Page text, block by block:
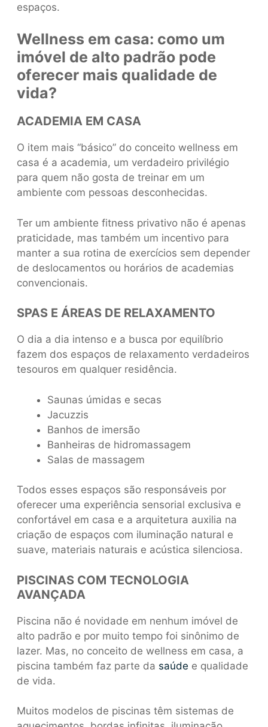
espaços.
Wellness em casa: como um
imóvel de alto padrão pode
oferecer mais qualidade de
vida?
ACADEMIA EM CASA
O item mais “básico” do conceito wellness em
casa é a academia, um verdadeiro privilégio
para quem não gosta de treinar em um
ambiente com pessoas desconhecidas.
Ter um ambiente fitness privativo não é apenas
praticidade, mas também um incentivo para
manter a sua rotina de exercícios sem depender
de deslocamentos ou horários de academias
convencionais.
SPAS E ÁREAS DE RELAXAMENTO
O dia a dia intenso e a busca por equilíbrio
fazem dos espaços de relaxamento verdadeiros
tesouros em qualquer residência.
Saunas úmidas e secas
Jacuzzis
Banhos de imersão
Banheiras de hidromassagem
Salas de massagem
Todos esses espaços são responsáveis por
oferecer uma experiência sensorial exclusiva e
confortável em casa e a arquitetura auxilia na
criação de espaços com iluminação natural e
suave, materiais naturais e acústica silenciosa.
PISCINAS COM TECNOLOGIA
AVANÇADA
Piscina não é novidade em nenhum imóvel de
alto padrão e por muito tempo foi sinônimo de
lazer. Mas, no conceito de wellness em casa, a
piscina também faz parte da saúde e qualidade
de vida.
Muitos modelos de piscinas têm sistemas de